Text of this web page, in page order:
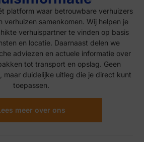
platform waar betrouwbare verhuizers
verhuizen samenkomen. Wij helpen je
verhuispartner te vinden op basis
en locatie. Daarnaast delen we
adviezen en actuele informatie over
tot transport en opslag. Geen
maar duidelijke uitleg die je direct kunt
toepassen.
meer over ons